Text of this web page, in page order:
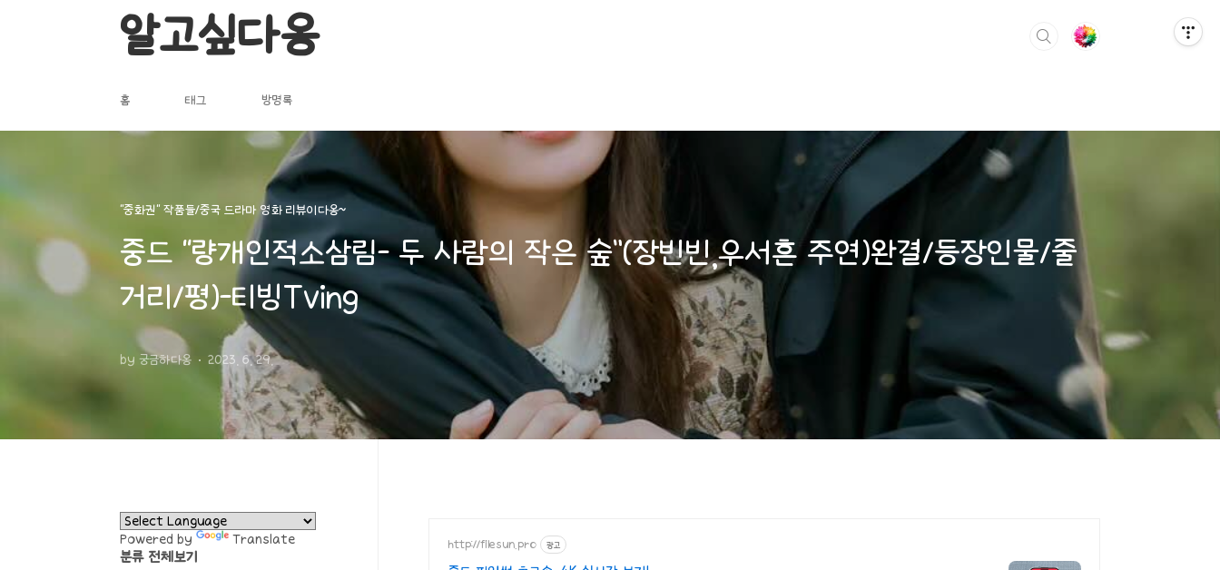
알고싶다옹
홈 태그 방명록
"중화권" 작품들/중국 드라마 영화 리뷰이다옹~
중드 “량개인적소삼림- 두 사람의 작은 숲”(장빈빈,우서흔 주연)완결/등장인물/줄
거리/평)-티빙Tving
by 궁금하다옹 2023. 6. 29.
http://filesun.pro 광고
Powered by Translate
분류 전체보기